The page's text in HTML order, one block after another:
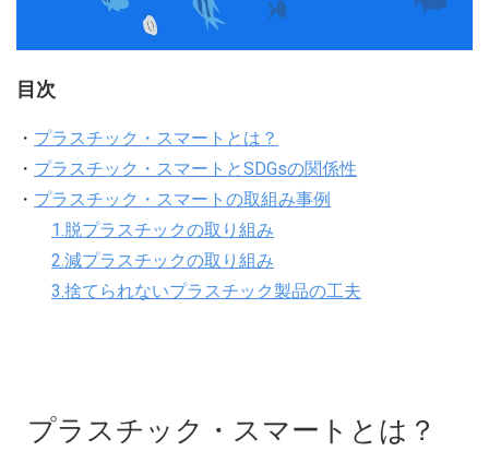
目次
・ プラスチック・スマートとは？
・ プラスチック・スマートとSDGsの関係性
・ プラスチック・スマートの取組み事例
1.脱プラスチックの取り組み
2.減プラスチックの取り組み
3.捨てられないプラスチック製品の工夫
プラスチック・スマートとは？